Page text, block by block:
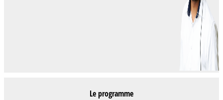
Le programme